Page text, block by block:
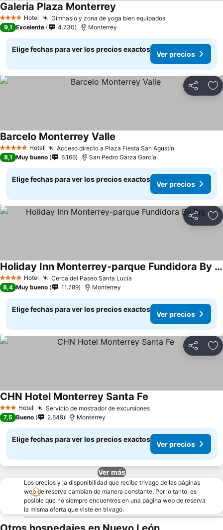
4 EstrellasHotel Gimnasio y zona de yoga bien equipados
Galeria Plaza Monterrey
9,1 Excelente 4.730 Monterrey
Elige fechas para ver los precios exactos
Ver precios
Compartir
5 Estrellas Hotel Acceso directo a Plaza Fiesta San Agustín
Barcelo Monterrey Valle
8,1 Muy bueno 6.166 San Pedro Garza García
Elige fechas para ver los precios exactos
Ver precios
Compartir
4 EstrellasHotel Cerca del Paseo Santa Lucía
Holiday Inn Monterrey-parque Fundidora By Ihg
8,4 Muy bueno 11.789 Monterrey
Elige fechas para ver los precios exactos
Ver precios
Compartir
3 Estrellas
Hotel Servicio de mostrador de excursiones
CHN Hotel Monterrey Santa Fe
7,5 Bueno 2.649 Monterrey
Elige fechas para ver los precios exactos
Ver precios
Ver más
Los precios y la disponibilidad que recibe trivago de las páginas
web de reserva cambian de manera constante. Por lo tanto, es
posible que no siempre encuentres en una página web de reserva
la misma oferta que viste en trivago.